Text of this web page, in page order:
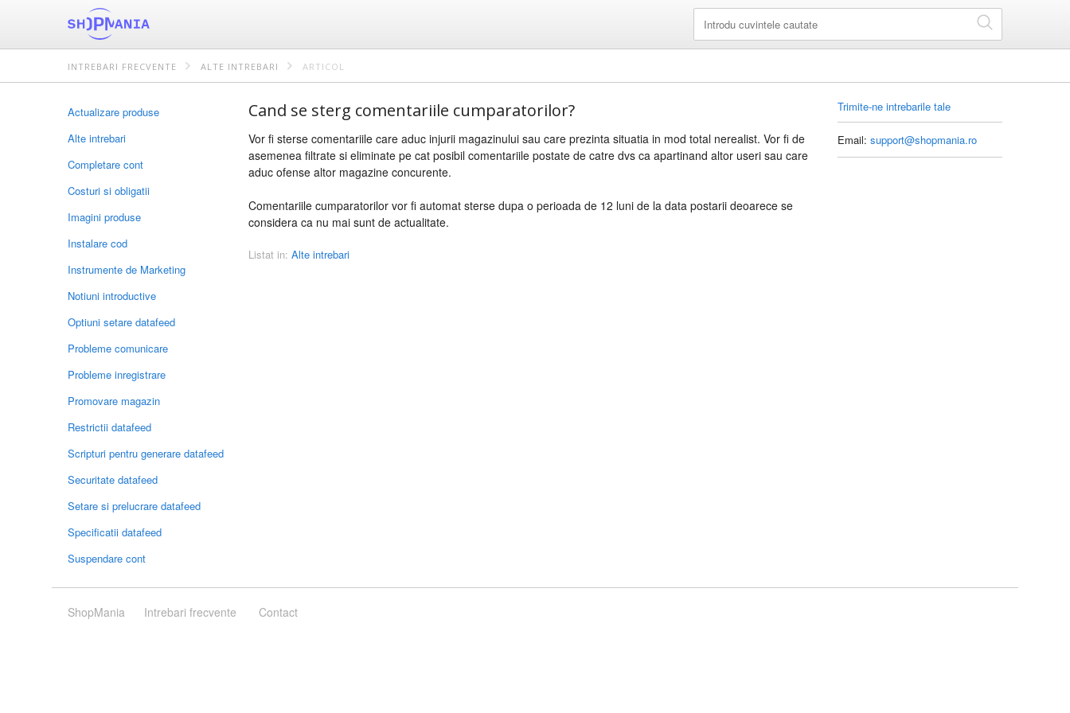
INTREBARI FRECVENTE ALTE INTREBARI ARTICOL
Actualizare produse
Alte intrebari
Completare cont
Costuri si obligatii
Imagini produse
Instalare cod
Instrumente de Marketing
Notiuni introductive
Optiuni setare datafeed
Probleme comunicare
Probleme inregistrare
Promovare magazin
Restrictii datafeed
Scripturi pentru generare datafeed
Securitate datafeed
Setare si prelucrare datafeed
Specificatii datafeed
Suspendare cont
Cand se sterg comentariile cumparatorilor?
Vor fi sterse comentariile care aduc injurii magazinului sau care prezinta situatia in mod total nerealist. Vor fi de
asemenea filtrate si eliminate pe cat posibil comentariile postate de catre dvs ca apartinand altor useri sau care
aduc ofense altor magazine concurente.
Comentariile cumparatorilor vor fi automat sterse dupa o perioada de 12 luni de la data postarii deoarece se
considera ca nu mai sunt de actualitate.
Listat in: Alte intrebari
Trimite-ne intrebarile tale
Email: support@shopmania.ro
ShopMania Intrebari frecvente Contact